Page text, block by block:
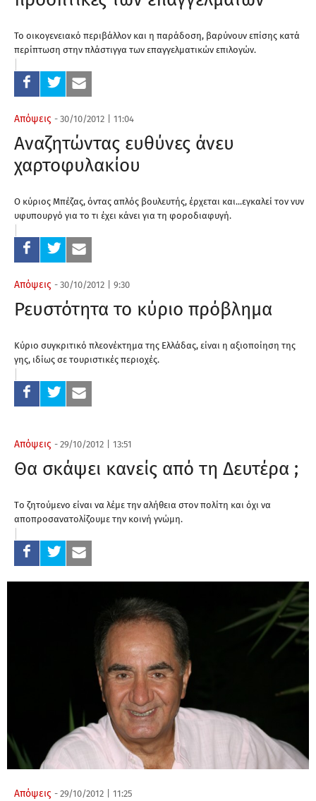
Το οικογενειακό περιβάλλον και η παράδοση, βαρύνουν επίσης κατά
περίπτωση στην πλάστιγγα των επαγγελματικών επιλογών.
Απόψεις - 30/10/2012 11:04
Αναζητώντας ευθύνες άνευ
χαρτοφυλακίου
O κύριος Μπέζας, όντας απλός βουλευτής, έρχεται και...εγκαλεί τον νυν
υφυπουργό για το τι έχει κάνει για τη φοροδιαφυγή.
Απόψεις - 30/10/2012 9:30
Ρευστότητα το κύριο πρόβλημα
Κύριο συγκριτικό πλεονέκτημα της Ελλάδας, είναι η αξιοποίηση της
γης, ιδίως σε τουριστικές περιοχές.
Απόψεις - 29/10/2012 13:51
Θα σκάψει κανείς από τη Δευτέρα ;
Tο ζητούμενο είναι να λέμε την αλήθεια στον πολίτη και όχι να
αποπροσανατολίζουμε την κοινή γνώμη.
Απόψεις - 29/10/2012 11:25